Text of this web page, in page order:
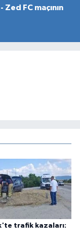
Zed FC maçının
trafik kazaları: